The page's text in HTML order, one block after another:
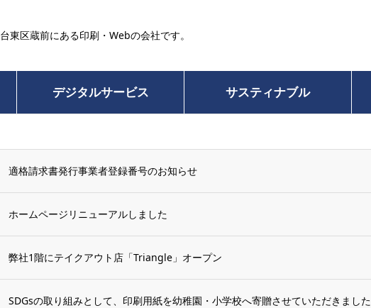
台東区蔵前にある印刷・Webの会社です。
デジタルサービス サスティナブル
適格請求書発行事業者登録番号のお知らせ
ホームページリニューアルしました
弊社1階にテイクアウト店「Triangle」オープン
SDGsの取り組みとして、印刷用紙を幼稚園・小学校へ寄贈させていただきました